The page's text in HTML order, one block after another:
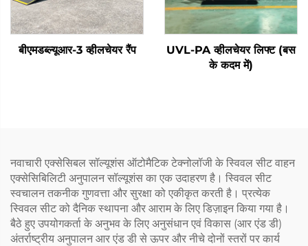
बीएमडब्ल्यूआर-3 व्हीलचेयर रैंप
UVL-PA व्हीलचेयर लिफ्ट (बस
के कदम में)
नवाचारी एक्सेसिबल सॉल्यूशंस ऑटोमैटिक टेक्नोलॉजी के स्विवल सीट वाहन
एक्सेसिबिलिटी अनुपालन सॉल्यूशंस का एक उदाहरण है। स्विवल सीट
स्वचालन तकनीक गुणवत्ता और सुरक्षा को एकीकृत करती है। प्रत्येक
स्विवल सीट को दैनिक स्थापना और आराम के लिए डिज़ाइन किया गया है।
बैठे हुए उपयोगकर्ता के अनुभव के लिए अनुसंधान एवं विकास (आर एंड डी)
अंतर्राष्ट्रीय अनुपालन आर एंड डी से ऊपर और नीचे दोनों स्तरों पर कार्य